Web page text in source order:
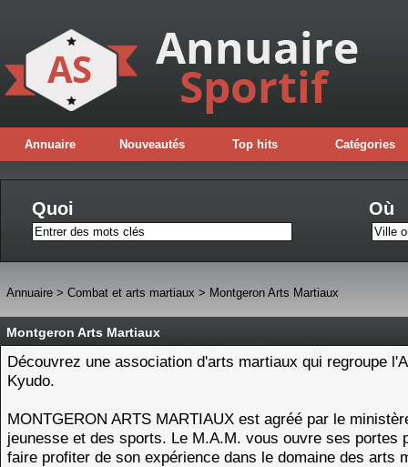
Annuaire Nouveautés Top hits Catégories
Quoi Où
Annuaire > Combat et arts martiaux > Montgeron Arts Martiaux
Montgeron Arts Martiaux
Découvrez une association d'arts martiaux qui regroupe
Kyudo.
MONTGERON ARTS MARTIAUX est agréé par le
jeunesse et des sports. Le M.A.M. vous ouvre ses portes
faire profiter de son expérience dans le domaine des arts